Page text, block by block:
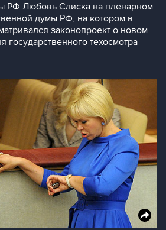
РФ Любовь Слиска на пленарном
думы РФ, на котором в
законопроект о новом
государственного техосмотра